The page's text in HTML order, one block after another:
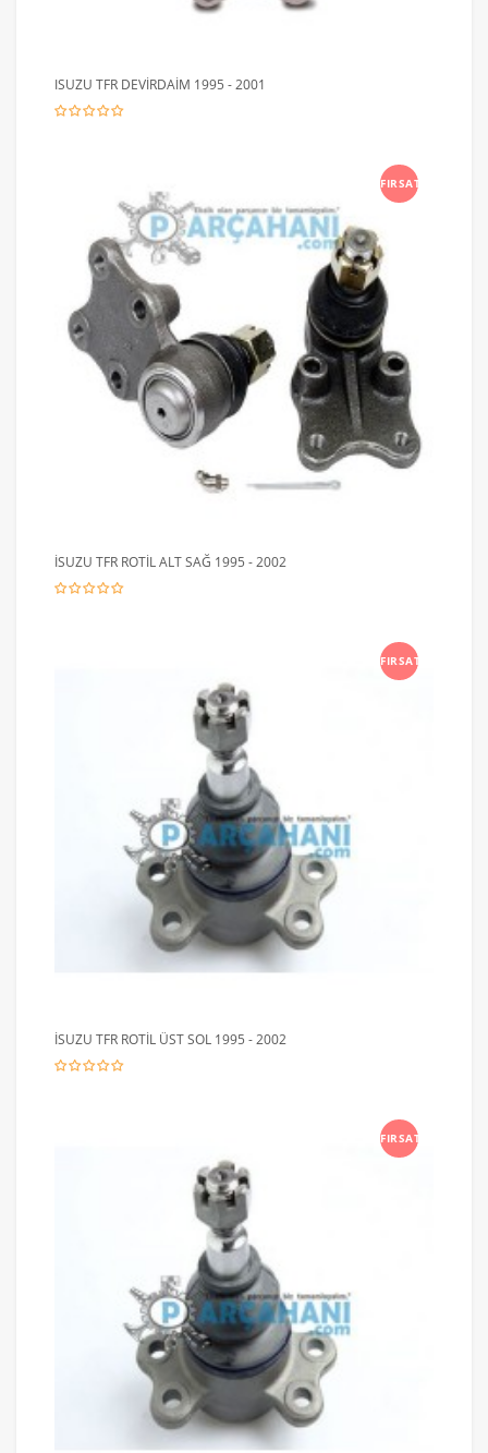
ISUZU TFR DEVİRDAİM 1995 - 2001
FIRSAT
İSUZU TFR ROTİL ALT SAĞ 1995 - 2002
FIRSAT
İSUZU TFR ROTİL ÜST SOL 1995 - 2002
FIRSAT